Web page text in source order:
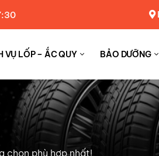
VỤ LỐP – ẮC QUY BẢO DƯỠNG
chọn phù hợp nhất!